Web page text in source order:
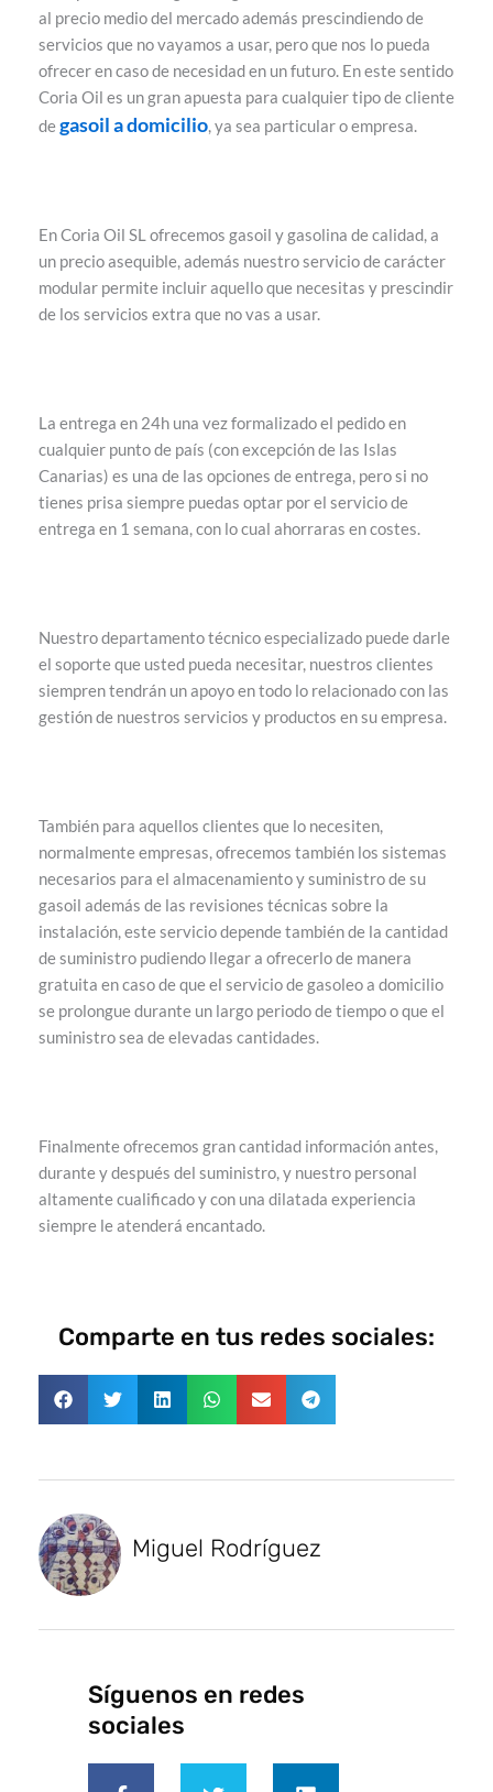
al precio medio del mercado además prescindiendo de
servicios que no vayamos a usar, pero que nos lo pueda
ofrecer en caso de necesidad en un futuro. En este sentido
Coria Oil es un gran apuesta para cualquier tipo de cliente
degasoil a domicilio, ya sea particular o empresa.
En Coria Oil SL ofrecemos gasoil y gasolina de calidad, a
un precio asequible, además nuestro servicio de carácter
modular permite incluir aquello que necesitas y prescindir
de los servicios extra que no vas a usar.
La entrega en 24h una vez formalizado el pedido en
cualquier punto de país (con excepción de las Islas
Canarias) es una de las opciones de entrega, pero si no
tienes prisa siempre puedas optar por el servicio de
entrega en 1 semana, con lo cual ahorraras en costes.
Nuestro departamento técnico especializado puede darle
el soporte que usted pueda necesitar, nuestros clientes
siempren tendrán un apoyo en todo lo relacionado con las
gestión de nuestros servicios y productos en su empresa.
También para aquellos clientes que lo necesiten,
normalmente empresas, ofrecemos también los sistemas
necesarios para el almacenamiento y suministro de su
gasoil además de las revisiones técnicas sobre la
instalación, este servicio depende también de la cantidad
de suministro pudiendo llegar a ofrecerlo de manera
gratuita en caso de que el servicio de gasoleo a domicilio
se prolongue durante un largo periodo de tiempo o que el
suministro sea de elevadas cantidades.
Finalmente ofrecemos gran cantidad información antes,
durante y después del suministro, y nuestro personal
altamente cualificado y con una dilatada experiencia
siempre le atenderá encantado.
Comparte en tus redes sociales:
Miguel Rodríguez
Síguenos en redes
sociales